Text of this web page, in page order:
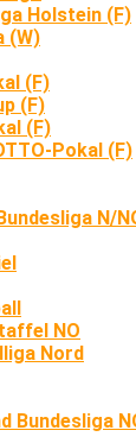
Holstein (F)
(W)
(F)
(F)
(F)
Pokal (F)
N/
NO
Nord
Bundesliga